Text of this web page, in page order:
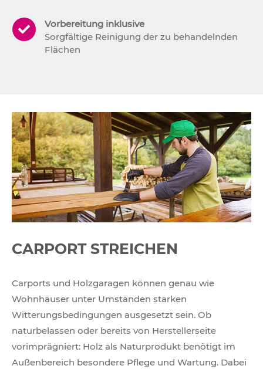
Vorbereitung inklusive
Sorgfältige Reinigung der zu behandelnden
Flächen
CARPORT STREICHEN
Carports und Holzgaragen können genau wie
Wohnhäuser unter Umständen starken
Witterungsbedingungen ausgesetzt sein. Ob
naturbelassen oder bereits von Herstellerseite
vorimprägniert: Holz als Naturprodukt benötigt im
Außenbereich besondere Pflege und Wartung. Dabei